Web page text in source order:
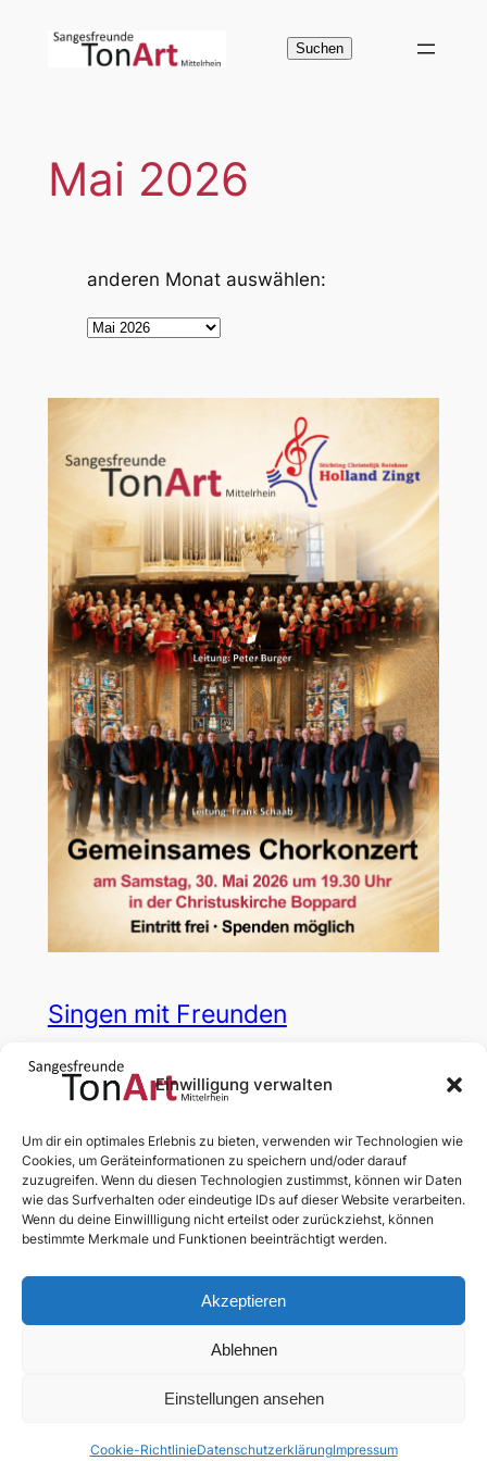
Einwilligung verwalten
Um dir ein optimales Erlebnis zu bieten, verwenden wir Technologien wie
Cookies, um Geräteinformationen zu speichern und/oder darauf
zuzugreifen. Wenn du diesen Technologien zustimmst, können wir Daten
wie das Surfverhalten oder eindeutige IDs auf dieser Website verarbeiten.
Wenn du deine Einwillligung nicht erteilst oder zurückziehst, können
bestimmte Merkmale und Funktionen beeinträchtigt werden.
Akzeptieren
Ablehnen
Einstellungen ansehen
Cookie-RichtlinieDatenschutzerklärungImpressum
Suchen
Suchen
Mai 2026
anderen Monat auswählen:
A
h
v
Singen mit Freunden
3.Mai 2026—vonKlangkumpel
Klangkumpels wieder live erleben! Zusammen mit
unseren Freunden des…
Medien Termine Dialog Mitglieder